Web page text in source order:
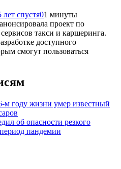
лет спустя01 минуты
проект по
такси и каршеринга.
доступного
смогут пользоваться
м году жизни умер известный
об опасности резкого
пандемии